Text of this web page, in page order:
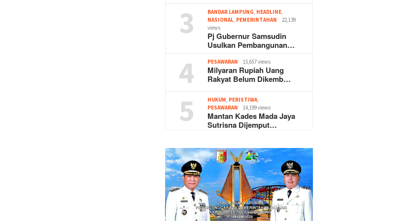
3 BANDAR LAMPUNG HEADLINE
NASIONAL PEMERINTAHAN
22,139
views
Pj Gubernur Samsudin
Usulkan Pembangunan…
4 PESAWARAN 15,657 views
Milyaran Rupiah Uang
Rakyat Belum Dikemb…
5 HUKUM PERISTIWA
PESAWARAN
14,199 views
Mantan Kades Mada Jaya
Sutrisna Dijemput…